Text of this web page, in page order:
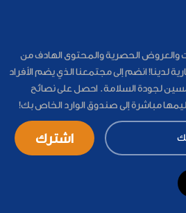
والعروض الحصرية والمحتوى الهادف من
لدينا! انضم إلى مجتمعنا الذي يضم الأفراد
لجودة السلامة. احصل على نصائح
مباشرة إلى صندوق الوارد الخاص بك!
اشترك